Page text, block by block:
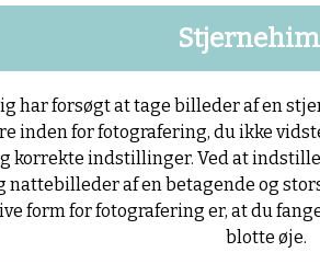
har forsøgt at tage billeder af en
inden for fotografering, du ikke
korrekte indstillinger. Ved at
nattebilleder af en betagende og
form for fotografering er, at du
blotte øje.